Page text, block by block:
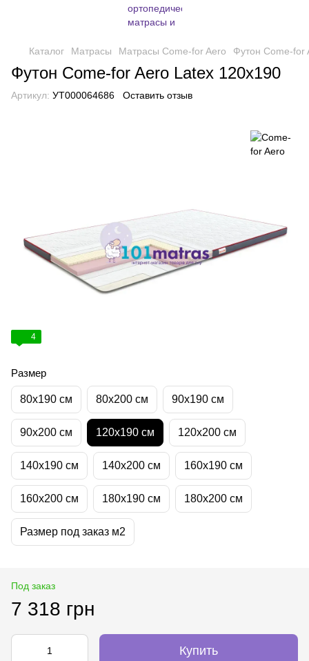
Каталог Матрасы Матрасы Come-for Aero Футон Come-for
Футон Come-for Aero Latex 120х190
Артикул: УТ000064686 Оставить отзыв
4
Размер
80х190 см 80х200 см 90х190 см
90х200 см 120х190 см 120х200 см
140х190 см 140х200 см 160х190 см
160х200 см 180х190 см 180х200 см
Размер под заказ м2
Под заказ
7 318 грн
Купить